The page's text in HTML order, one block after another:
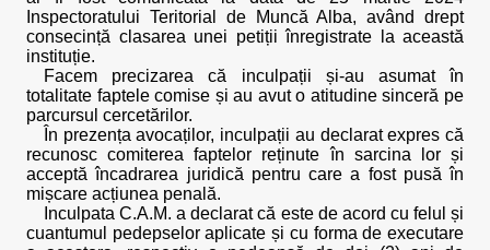
Inspectoratului Teritorial de Muncă Alba, având drept
consecință clasarea unei petiții înregistrate la această
instituție.
Facem precizarea că inculpații și-au asumat în
totalitate faptele comise și au avut o atitudine sinceră pe
parcursul cercetărilor.
În prezența avocaților, inculpații au declarat expres că
recunosc comiterea faptelor reținute în sarcina lor și
acceptă încadrarea juridică pentru care a fost pusă în
mișcare acțiunea penală.
Inculpata C.A.M. a declarat că este de acord cu felul și
cuantumul pedepselor aplicate și cu forma de executare